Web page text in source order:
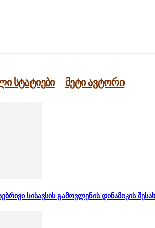
სტატიები მეტი ავტორი
სისავსის გამოვლენის დინამიკის